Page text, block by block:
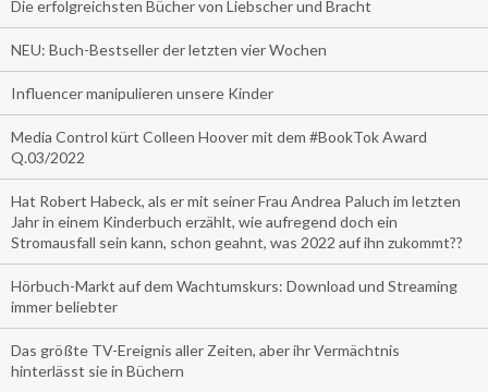
Die erfolgreichsten Bücher von Liebscher und Bracht
NEU: Buch-Bestseller der letzten vier Wochen
Influencer manipulieren unsere Kinder
Media Control kürt Colleen Hoover mit dem #BookTok Award
Q.03/2022
Hat Robert Habeck, als er mit seiner Frau Andrea Paluch im letzten
Jahr in einem Kinderbuch erzählt, wie aufregend doch ein
Stromausfall sein kann, schon geahnt, was 2022 auf ihn zukommt??
Hörbuch-Markt auf dem Wachtumskurs: Download und Streaming
immer beliebter
Das größte TV-Ereignis aller Zeiten, aber ihr Vermächtnis
hinterlässt sie in Büchern